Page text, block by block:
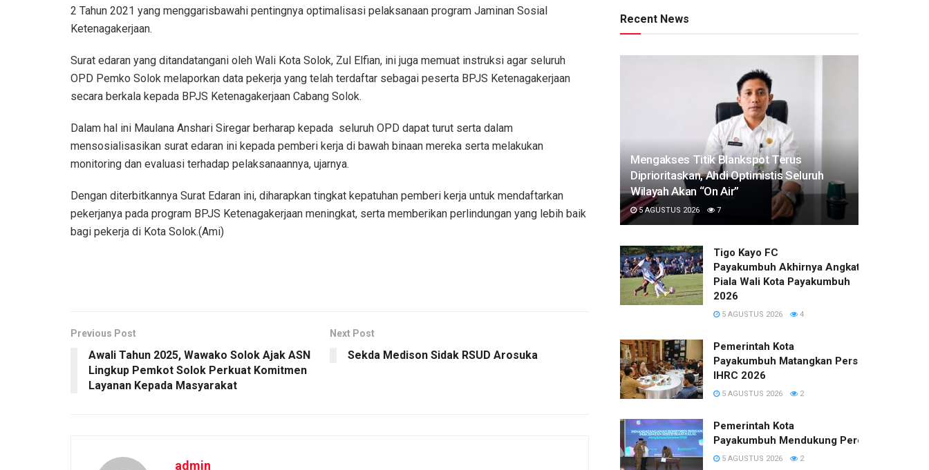
2 Tahun 2021 yang menggarisbawahi pentingnya optimalisasi pelaksanaan program Jaminan Sosial
Ketenagakerjaan.
Surat edaran yang ditandatangani oleh Wali Kota Solok, Zul Elfian, ini juga memuat instruksi agar seluruh
OPD Pemko Solok melaporkan data pekerja yang telah terdaftar sebagai peserta BPJS Ketenagakerjaan
secara berkala kepada BPJS Ketenagakerjaan Cabang Solok.
Dalam hal ini Maulana Anshari Siregar berharap kepada seluruh OPD dapat turut serta dalam
mensosialisasikan surat edaran ini kepada pemberi kerja di bawah binaan mereka serta melakukan
monitoring dan evaluasi terhadap pelaksanaannya, ujarnya.
Dengan diterbitkannya Surat Edaran ini, diharapkan tingkat kepatuhan pemberi kerja untuk mendaftarkan
pekerjanya pada program BPJS Ketenagakerjaan meningkat, serta memberikan perlindungan yang lebih baik
bagi pekerja di Kota Solok.(Ami)
Previous Post
Awali Tahun 2025, Wawako Solok Ajak ASN
Lingkup Pemkot Solok Perkuat Komitmen
Layanan Kepada Masyarakat
Next Post
Sekda Medison Sidak RSUD Arosuka
admin
Recent News
Mengakses Titik Blankspot Terus
Diprioritaskan, Ahdi Optimistis Seluruh
Wilayah Akan “On Air”
5 AGUSTUS 2026 7
Tigo Kayo FC
Payakumbuh Akhirnya Angkat Trofi
Piala Wali Kota Payakumbuh
2026
5 AGUSTUS 2026 4
Pemerintah Kota
Payakumbuh Matangkan Persiapan
IHRC 2026
5 AGUSTUS 2026 2
Pemerintah Kota
Payakumbuh Mendukung Percepatan
5 AGUSTUS 2026 2